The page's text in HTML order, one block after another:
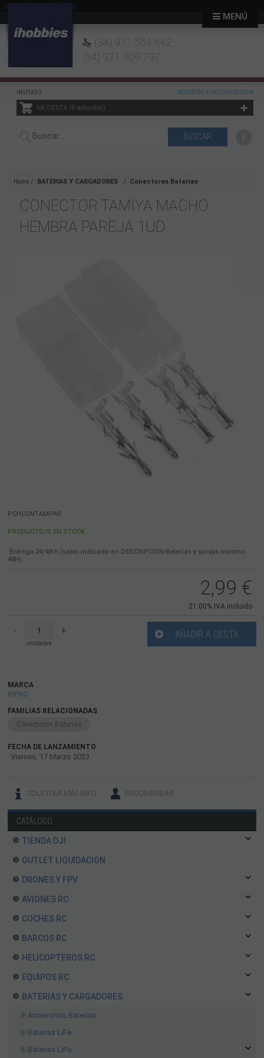
(34) 971 554 642 -
(34) 971 909 797
INVITADO REGISTRO / INICIAR SESIÓN
MI CESTA 0artículos
MENÚ
Home BATERIAS Y CARGADORES Conectores Baterias
CONECTOR TAMIYA MACHO
HEMBRA PAREJA 1UD
PCHCONTAMPAR
PRODUCTO/S EN STOCK
Entrega 24/48 h (salvo indicado en DESCRIPCION-Baterias y sprays minimo
48H)
2,99 €
21.00% IVA incluido
-
unidades
+ AÑADIR A CESTA
MARCA
IHPRO
FAMILIAS RELACIONADAS
Conectores Baterias
FECHA DE LANZAMIENTO
Viernes, 17 Marzo 2023
SOLICITAR MÁS INFO RECOMENDAR
CATÁLOGO
TIENDA DJI
OUTLET LIQUIDACION
DRONES Y FPV
AVIONES RC
COCHES RC
BARCOS RC
HELICOPTEROS RC
EQUIPOS RC
BATERIAS Y CARGADORES
Accesorios Baterias
Baterias LiFe
Baterias LiPo